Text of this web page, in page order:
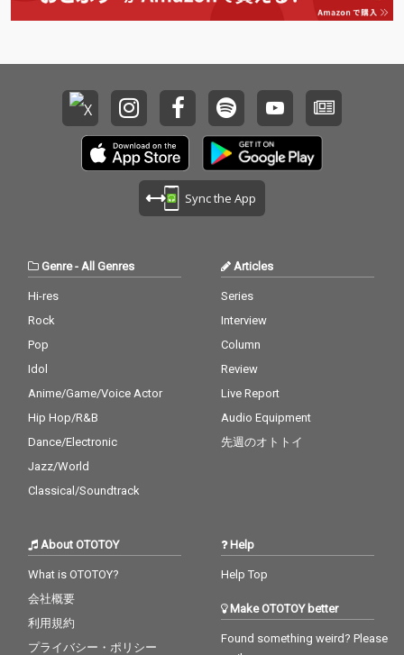
Sync the App
Genre-All Genres
Hi-res
Rock
Pop
Idol
Anime/Game/Voice Actor
Hip Hop/R&B
Dance/Electronic
Jazz/World
Classical/Soundtrack
Articles
Series
Interview
Column
Review
Live Report
Audio Equipment
先週のオトトイ
About OTOTOY
What is OTOTOY?
会社概要
利用規約
プライバシー・ポリシー
Help
Help Top
Make OTOTOY better
Found something weird? Please